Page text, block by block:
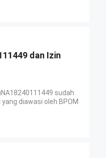
dan Izin
sudah
diawasi oleh BPOM